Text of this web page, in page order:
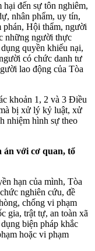
đến sự tôn nghiêm,
nhân phẩm, uy tín,
phán, Hội thẩm, người
những người thực
quyền khiếu nại,
có chức danh tư
lao động của Tòa
khoản 1, 2 và 3 Điều
bị xử lý kỷ luật, xử
nhiệm hình sự theo
án với cơ quan, tổ
hạn của mình, Tòa
nghiên cứu, đề
chống vi phạm
gia, trật tự, an toàn xã
biện pháp khắc
hoặc vi phạm